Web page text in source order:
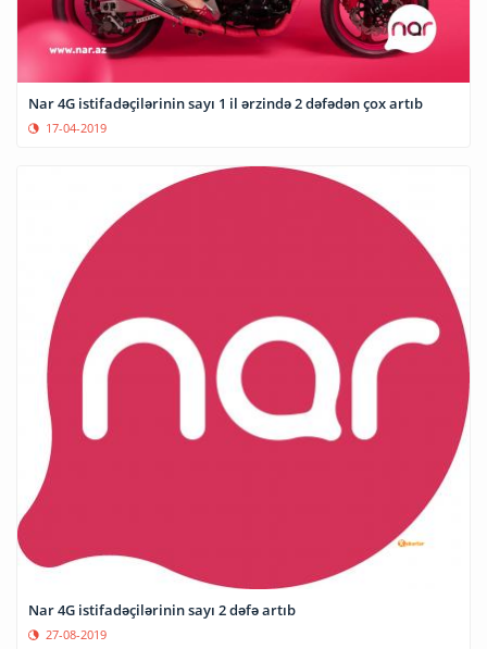
Nar 4G istifadəçilərinin sayı 1 il ərzində 2 dəfədən çox artıb
17-04-2019
Nar 4G istifadəçilərinin sayı 2 dəfə artıb
27-08-2019